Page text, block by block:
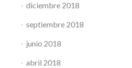
diciembre 2018
septiembre 2018
junio 2018
abril 2018